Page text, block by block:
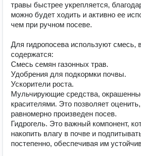
травы быстрее укрепляется,
можно будет ходить и активно ее
чем при ручном посеве.
Для гидропосева используют смесь,
содержатся:
Смесь семян газонных трав.
Удобрения для подкормки почвы.
Ускорители роста.
Мульчирующие средства,
красителями. Это позволяет
равномерно произведен посев.
Гидрогель. Это важный компонент,
накопить влагу в почве и